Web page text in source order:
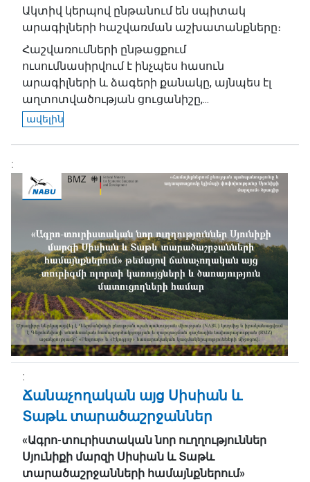
Ակտիվ կերպով ընթանում են սպիտակ
արագիլների հաշվառման աշխատանքները։
Հաշվառումների ընթացքում
ուսումնասիրվում է ինչպես հասուն
արագիլների և ձագերի քանակը, այնպես էլ
աղտոտվածության ցուցանիշը,...
ավելին
Ճանաչողական այց Սիսիան և
Տաթև տարածաշրջաններ
«Ագրո-տուրիստական նոր ուղղություններ
Սյունիքի մարզի Սիսիան և Տաթև
տարածաշրջանների համայնքներում»